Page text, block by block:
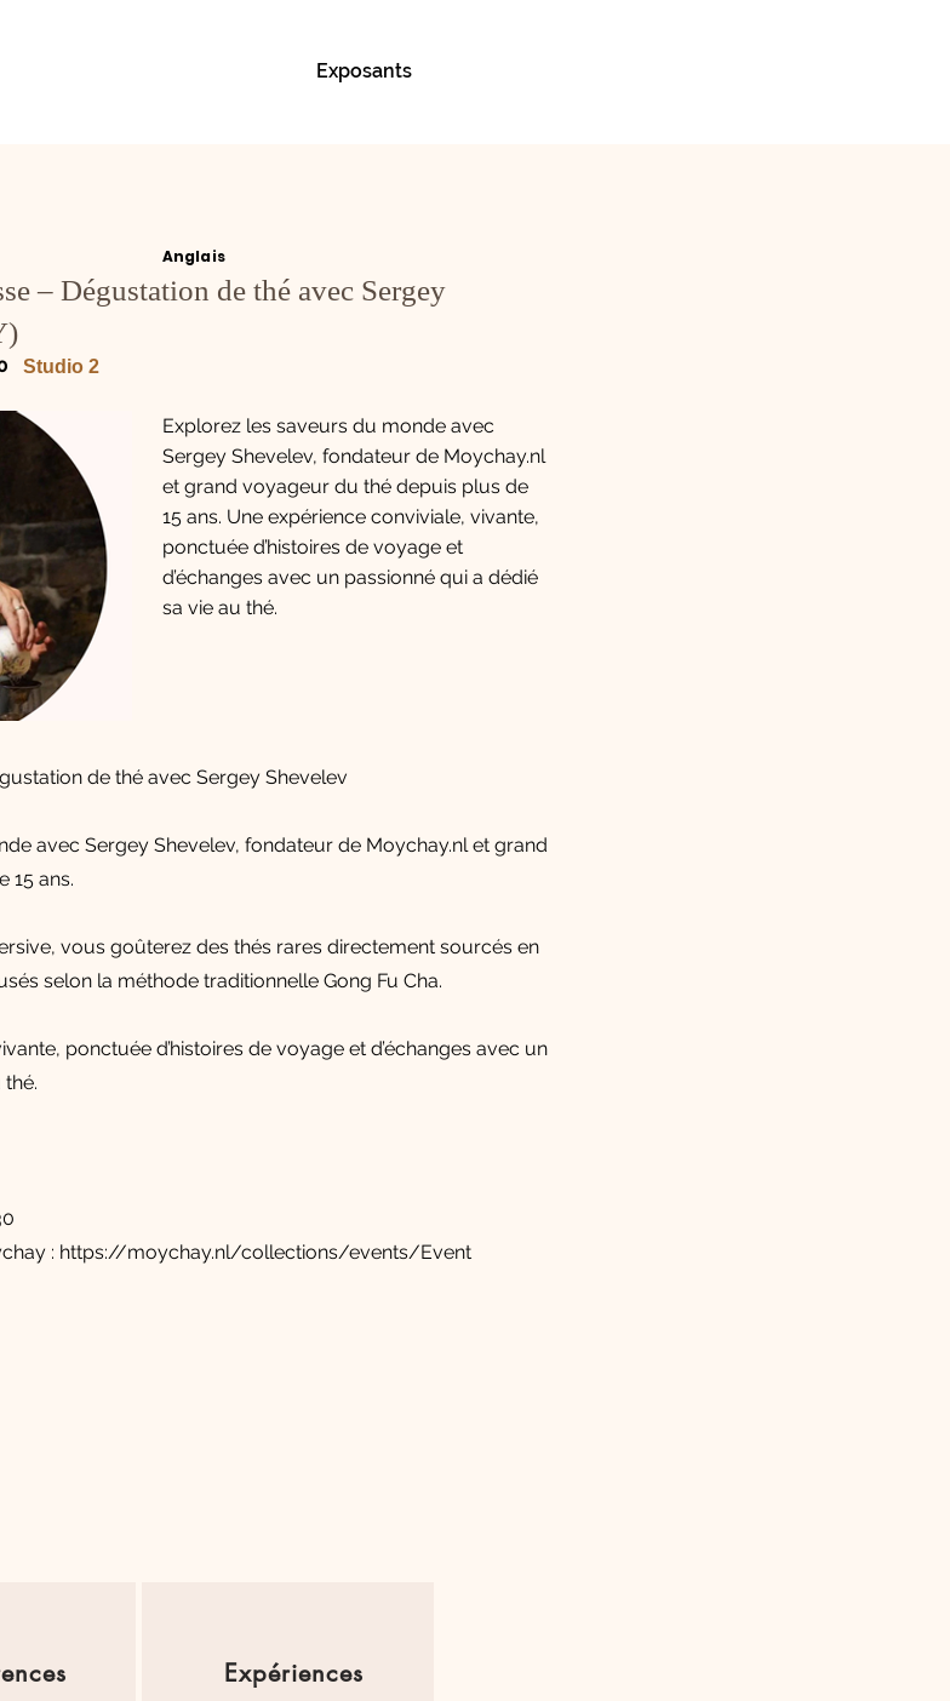
Exposants
Anglais
– Dégustation de thé avec Sergey
Studio 2
Explorez les saveurs du monde avec
Sergey Shevelev, fondateur de Moychay.nl
et grand voyageur du thé depuis plus de
15 ans. Une expérience conviviale, vivante,
ponctuée d’histoires de voyage et
d’échanges avec un passionné qui a dédié
sa vie au thé.
de thé avec Sergey Shevelev
avec Sergey Shevelev, fondateur de Moychay.nl et grand
15 ans.
vous goûterez des thés rares directement sourcés en
selon la méthode traditionnelle Gong Fu Cha.
ponctuée d’histoires de voyage et d’échanges avec un
: https://moychay.nl/collections/events/Event
Expériences